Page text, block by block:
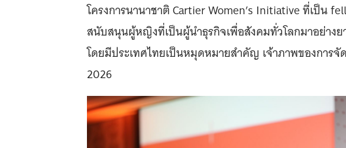
โครงการนานาชาติ Cartier Women’s Initiative ที่เป็น
สนับสนุนผู้หญิงที่เป็นผู้นำธุรกิจเพื่อสังคมทั่วโลกมาอย่าง
โดยมีประเทศไทยเป็นหมุดหมายสำคัญ เจ้าภาพของการจั
2026